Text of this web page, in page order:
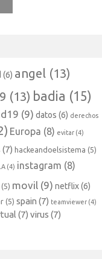
(6) angel (13)
(13) badia (15)
(9) datos (6) derechos
Europa (8) evitar (4)
(7) hackeandoelsistema (5)
(4) instagram (8)
(5) movil (9) netflix(6)
(5) spain (7) teamviewer (4)
(7) virus (7)